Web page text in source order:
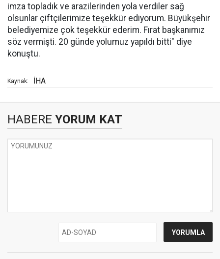
imza topladık ve arazilerinden yola verdiler sağ
olsunlar çiftçilerimize teşekkür ediyorum. Büyükşehir
belediyemize çok teşekkür ederim. Fırat başkanımız
söz vermişti. 20 günde yolumuz yapıldı bitti" diye
konuştu.
Kaynak: İHA
HABERE YORUM KAT